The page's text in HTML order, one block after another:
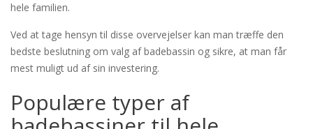
hele familien.
Ved at tage hensyn til disse overvejelser kan man træffe den
bedste beslutning om valg af badebassin og sikre, at man får
mest muligt ud af sin investering.
Populære typer af